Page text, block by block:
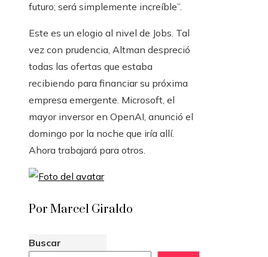
futuro; será simplemente increíble”.
Este es un elogio al nivel de Jobs. Tal
vez con prudencia, Altman despreció
todas las ofertas que estaba
recibiendo para financiar su próxima
empresa emergente. Microsoft, el
mayor inversor en OpenAI, anunció el
domingo por la noche que iría allí.
Ahora trabajará para otros.
Por Marcel Giraldo
Buscar